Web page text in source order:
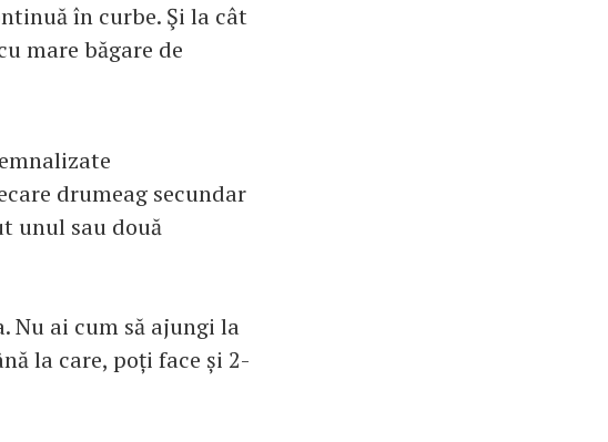
în curbe. Şi la cât
mare băgare de
drumeag secundar
unul sau două
Nu ai cum să ajungi la
la care, poți face și 2-